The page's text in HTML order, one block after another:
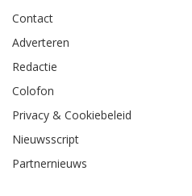
Contact
Adverteren
Redactie
Colofon
Privacy & Cookiebeleid
Nieuwsscript
Partnernieuws